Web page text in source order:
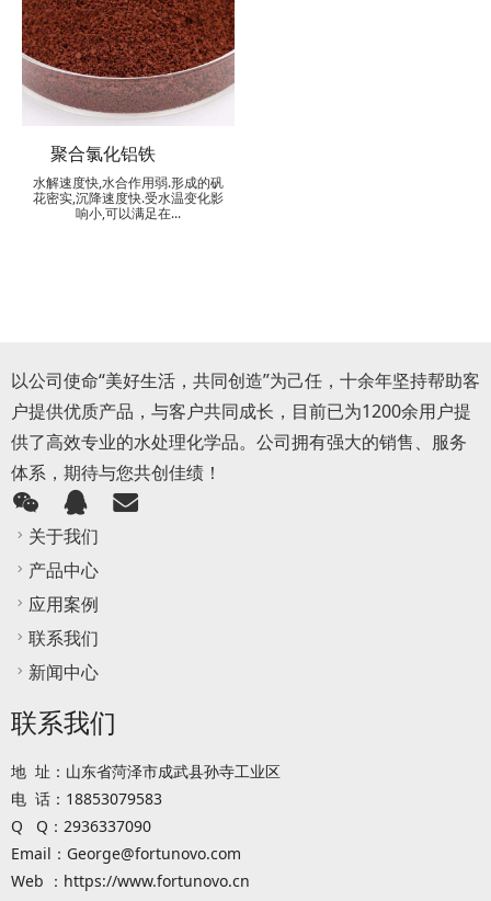
聚合氯化铝铁
水解速度快,水合作用弱.形成的矾
花密实,沉降速度快.受水温变化影
响小,可以满足在...
以公司使命“美好生活，共同创造”为己任，十余年坚持帮助客
户提供优质产品，与客户共同成长，目前已为1200余用户提
供了高效专业的水处理化学品。公司拥有强大的销售、服务
体系，期待与您共创佳绩！
关于我们
产品中心
应用案例
联系我们
新闻中心
联系我们
地 址：山东省菏泽市成武县孙寺工业区
电 话：18853079583
Q Q：2936337090
Email：George@fortunovo.com
Web ：https://www.fortunovo.cn